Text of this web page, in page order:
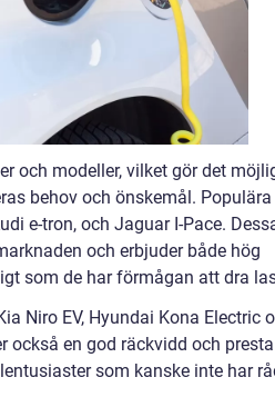
och modeller, vilket gör det
behov och önskemål. Populära
e-tron, och Jaguar I-Pace.
och erbjuder både hög
som de har förmågan att dra
Niro EV, Hyundai Kona Electric
också en god räckvidd och
som kanske inte har